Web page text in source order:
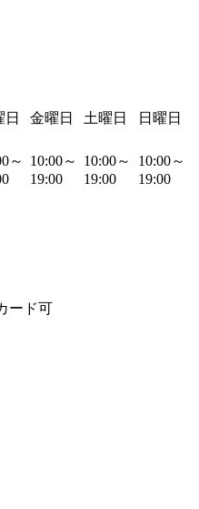
日 金曜日 土曜日 日曜日
～
10:00～
19:00
10:00～
19:00
10:00～
19:00
ード可